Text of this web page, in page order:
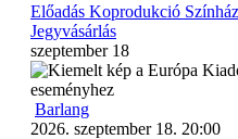
Előadás Koprodukció
Jegyvásárlás
szeptember 18
Barlang
2026. szeptember 18. 20:00